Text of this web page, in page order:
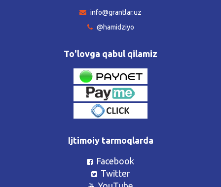
info@grantlar.uz
@hamidziyo
To'lovga qabul qilamiz
Ijtimoiy tarmoqlarda
Facebook
Twitter